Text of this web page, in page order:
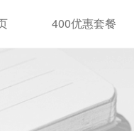
400优惠套餐